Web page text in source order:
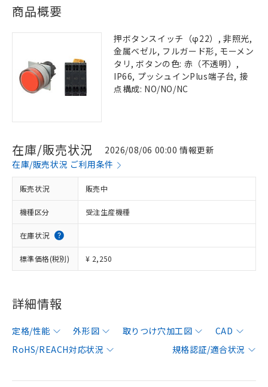
商品概要
押ボタンスイッチ（φ22）, 非照光,
金属ベゼル, フルガード形, モーメン
タリ, ボタンの色: 赤（不透明）,
IP66, プッシュインPlus端子台, 接
点構成: NO/NO/NC
在庫/販売状況
2026/08/06 00:00 情報更新
在庫/販売状況 ご利用条件
販売状況 販売中
機種区分 受注生産機種
在庫状況
標準価格(税別) ¥ 2,250
詳細情報
定格/性能 外形図 取りつけ穴加工図
CAD
RoHS/REACH対応状況
規格認証/適合状況